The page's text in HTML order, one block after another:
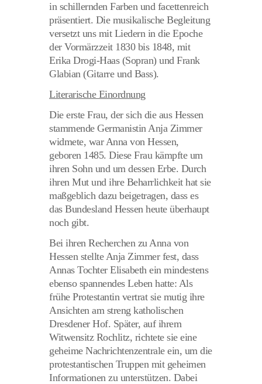
in schillernden Farben und facettenreich
präsentiert. Die musikalische Begleitung
versetzt uns mit Liedern in die Epoche
der Vormärzzeit 1830 bis 1848, mit
Erika Drogi-Haas (Sopran) und Frank
Glabian (Gitarre und Bass).
Literarische Einordnung
Die erste Frau, der sich die aus Hessen
stammende Germanistin Anja Zimmer
widmete, war Anna von Hessen,
geboren 1485. Diese Frau kämpfte um
ihren Sohn und um dessen Erbe. Durch
ihren Mut und ihre Beharrlichkeit hat sie
maßgeblich dazu beigetragen, dass es
das Bundesland Hessen heute überhaupt
noch gibt.
Bei ihren Recherchen zu Anna von
Hessen stellte Anja Zimmer fest, dass
Annas Tochter Elisabeth ein mindestens
ebenso spannendes Leben hatte: Als
frühe Protestantin vertrat sie mutig ihre
Ansichten am streng katholischen
Dresdener Hof. Später, auf ihrem
Witwensitz Rochlitz, richtete sie eine
geheime Nachrichtenzentrale ein, um die
protestantischen Truppen mit geheimen
Informationen zu unterstützen. Dabei